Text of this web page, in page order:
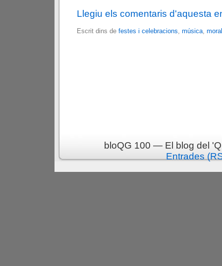
Llegiu els comentaris d'aquesta
Escrit dins de festes i celebracions, música, moral
bloQG 100 — El blog del
Entrades